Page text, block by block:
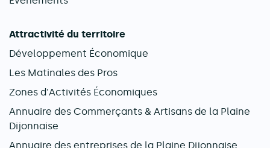
Attractivité du territoire
Développement Économique
Les Matinales des Pros
Zones d'Activités Économiques
Annuaire des Commerçants & Artisans de la Plaine
Dijonnaise
Annuaire des entreprises de la Plaine Dijonnaise